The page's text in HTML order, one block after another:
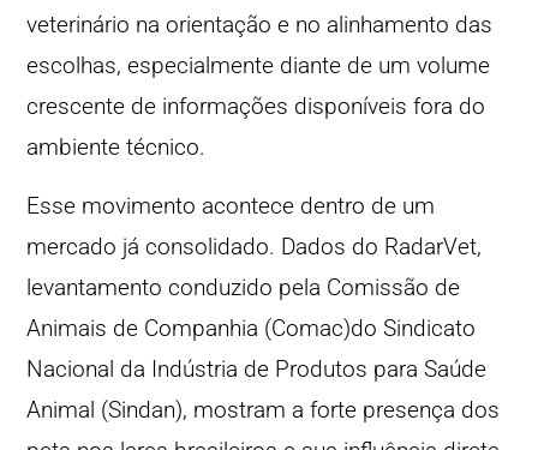
veterinário na orientação e no alinhamento das
escolhas, especialmente diante de um volume
crescente de informações disponíveis fora do
ambiente técnico.
Esse movimento acontece dentro de um
mercado já consolidado. Dados do RadarVet,
levantamento conduzido pela Comissão de
Animais de Companhia (Comac)do Sindicato
Nacional da Indústria de Produtos para Saúde
Animal (Sindan), mostram a forte presença dos